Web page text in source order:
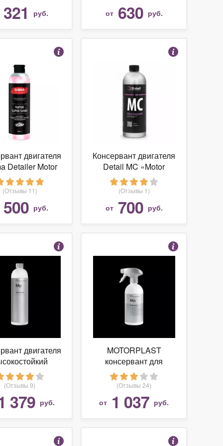
321 руб.
300мл Liqui Moly 1420
от 630 руб.
двигателя
Detailer Motor
Shine 500 мл
(Отзывы 11)
500 руб.
Консервант двигателя
Detail MC «Motor
Concervant», 1л
(Отзывы 1)
от 700 руб.
двигателя
1 л
(Отзывы 9)
379 руб.
MOTORPLAST
консервант для
двигателя., 500 мл
(Отзывы 24)
от 1 037 руб.